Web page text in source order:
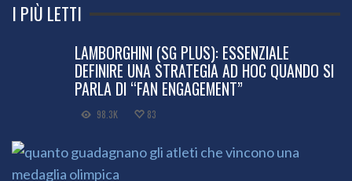
I PIÙ LETTI
LAMBORGHINI (SG PLUS): ESSENZIALE
DEFINIRE UNA STRATEGIA AD HOC QUANDO SI
PARLA DI “FAN ENGAGEMENT”
98.3K 83